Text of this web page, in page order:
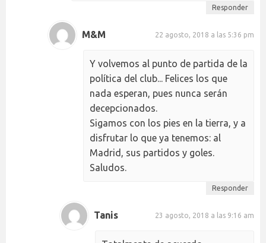
Responder
M&M 22 agosto, 2018 a las 5:36 pm
Y volvemos al punto de partida de la
política del club... Felices los que
nada esperan, pues nunca serán
decepcionados.
Sigamos con los pies en la tierra, y a
disfrutar lo que ya tenemos: al
Madrid, sus partidos y goles.
Saludos.
Responder
Tanis 23 agosto, 2018 a las 9:16 am